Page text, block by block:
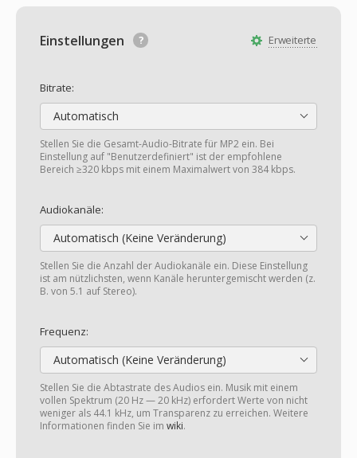
Erweiterte
Einstellungen
Bitrate:
Automatisch
Stellen Sie die Gesamt-Audio-Bitrate für MP2 ein. Bei
Einstellung auf "Benutzerdefiniert" ist der empfohlene
Bereich ≥320 kbps mit einem Maximalwert von 384 kbps.
Audiokanäle:
Automatisch (Keine Veränderung)
Stellen Sie die Anzahl der Audiokanäle ein. Diese Einstellung
ist am nützlichsten, wenn Kanäle heruntergemischt werden (z.
B. von 5.1 auf Stereo).
Frequenz:
Automatisch (Keine Veränderung)
Stellen Sie die Abtastrate des Audios ein. Musik mit einem
vollen Spektrum (20 Hz — 20 kHz) erfordert Werte von nicht
weniger als 44.1 kHz, um Transparenz zu erreichen. Weitere
Informationen finden Sie im wiki.